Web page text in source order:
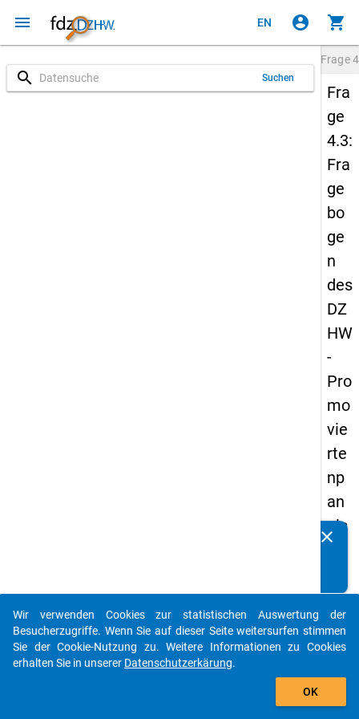
menu EN account_circle shopping_cart
search Suchen
Frage
Fra
ge
4.3:
Fra
ge
bo
ge
n
des
DZ
HW
-
Pro
mo
vie
rte
np
an
els
-
ers
te
clear
auto_stories
add_shopping_cart
Wir verwenden Cookies zur statistischen Auswertung der
Besucherzugriffe. Wenn Sie auf dieser Seite weitersurfen stimmen
Sie der Cookie-Nutzung zu. Weitere Informationen zu Cookies
erhalten Sie in unserer Datenschutzerkärung.
OK